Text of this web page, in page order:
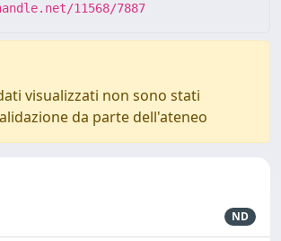
11568/7887
visualizzati non sono stati
da parte dell'ateneo
ND